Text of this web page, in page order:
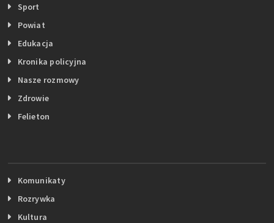
Sport
Powiat
Edukacja
Kronika policyjna
Nasze rozmowy
Zdrowie
Felieton
Komunikaty
Rozrywka
Kultura